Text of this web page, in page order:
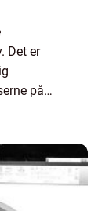
Det er
på